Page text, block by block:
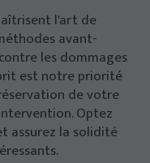
l'art de
avant-
les dommages
est notre priorité
de votre
Optez
assurez la solidité